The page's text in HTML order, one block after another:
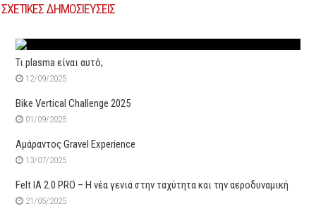
ΣΧΕΤΙΚΕΣ ΔΗΜΟΣΙΕΥΣΕΙΣ
Τι plasma είναι αυτό;
12/09/2025
Bike Vertical Challenge 2025
01/09/2025
Αμάραντος Gravel Experience
13/07/2025
Felt IA 2.0 PRO – Η νέα γενιά στην ταχύτητα και την αεροδυναμική
21/05/2025